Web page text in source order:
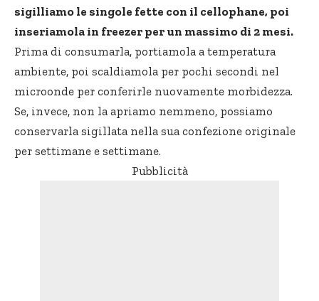
sigilliamo le singole fette con il cellophane, poi
inseriamola in freezer per un massimo di 2 mesi.
Prima di consumarla, portiamola a temperatura
ambiente, poi scaldiamola per pochi secondi nel
microonde per conferirle nuovamente morbidezza.
Se, invece, non la apriamo nemmeno, possiamo
conservarla sigillata nella sua confezione originale
per settimane e settimane.
Pubblicità